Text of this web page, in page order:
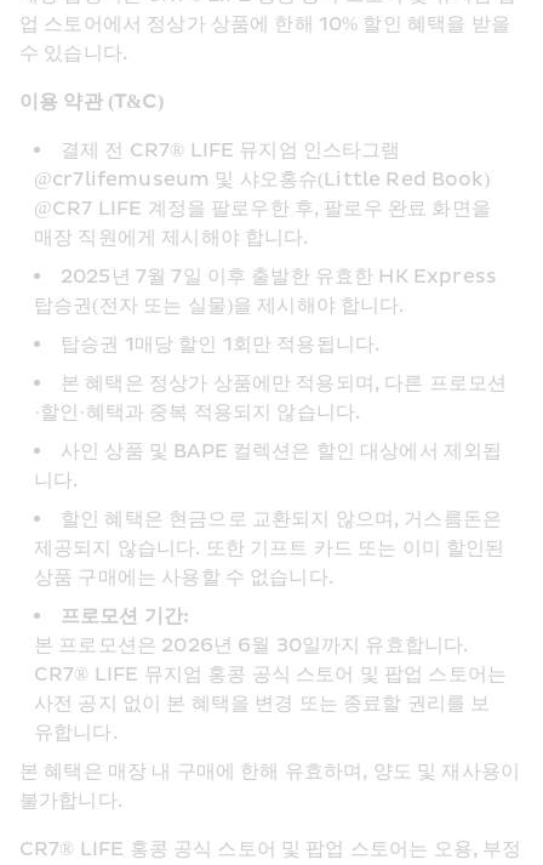
업 스토어에서 정상가 상품에 한해 10% 할인 혜택을 받을
수 있습니다.
이용 약관 (T&C)
결제 전 CR7® LIFE 뮤지엄 인스타그램
@cr7lifemuseum 및 샤오홍슈(Little Red Book)
@CR7 LIFE 계정을 팔로우한 후, 팔로우 완료 화면을
매장 직원에게 제시해야 합니다.
2025년 7월 7일 이후 출발한 유효한 HK Express
탑승권(전자 또는 실물)을 제시해야 합니다.
탑승권 1매당 할인 1회만 적용됩니다.
본 혜택은 정상가 상품에만 적용되며, 다른 프로모션
·할인·혜택과 중복 적용되지 않습니다.
사인 상품 및 BAPE 컬렉션은 할인 대상에서 제외됩
니다.
할인 혜택은 현금으로 교환되지 않으며, 거스름돈은
제공되지 않습니다. 또한 기프트 카드 또는 이미 할인된
상품 구매에는 사용할 수 없습니다.
프로모션 기간:
본 프로모션은 2026년 6월 30일까지 유효합니다.
CR7® LIFE 뮤지엄 홍콩 공식 스토어 및 팝업 스토어는
사전 공지 없이 본 혜택을 변경 또는 종료할 권리를 보
유합니다.
본 혜택은 매장 내 구매에 한해 유효하며, 양도 및 재사용이
불가합니다.
CR7® LIFE 홍콩 공식 스토어 및 팝업 스토어는 오용, 부정